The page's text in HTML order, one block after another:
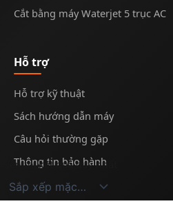
Hiển thị kết quả duy nhất
Cắt bằng máy Waterjet 5 trục AC
Hỗ trợ
Hỗ trợ kỹ thuật
Sách hướng dẫn máy
Câu hỏi thường gặp
Thông tin bảo hành